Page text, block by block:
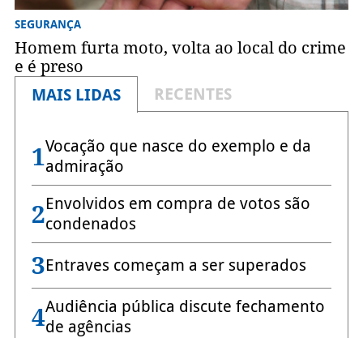
SEGURANÇA
Homem furta moto, volta ao local do crime
e é preso
MAIS LIDAS
RECENTES
1Vocação que nasce do exemplo e da
admiração
2Envolvidos em compra de votos são
condenados
3Entraves começam a ser superados
4Audiência pública discute fechamento
de agências